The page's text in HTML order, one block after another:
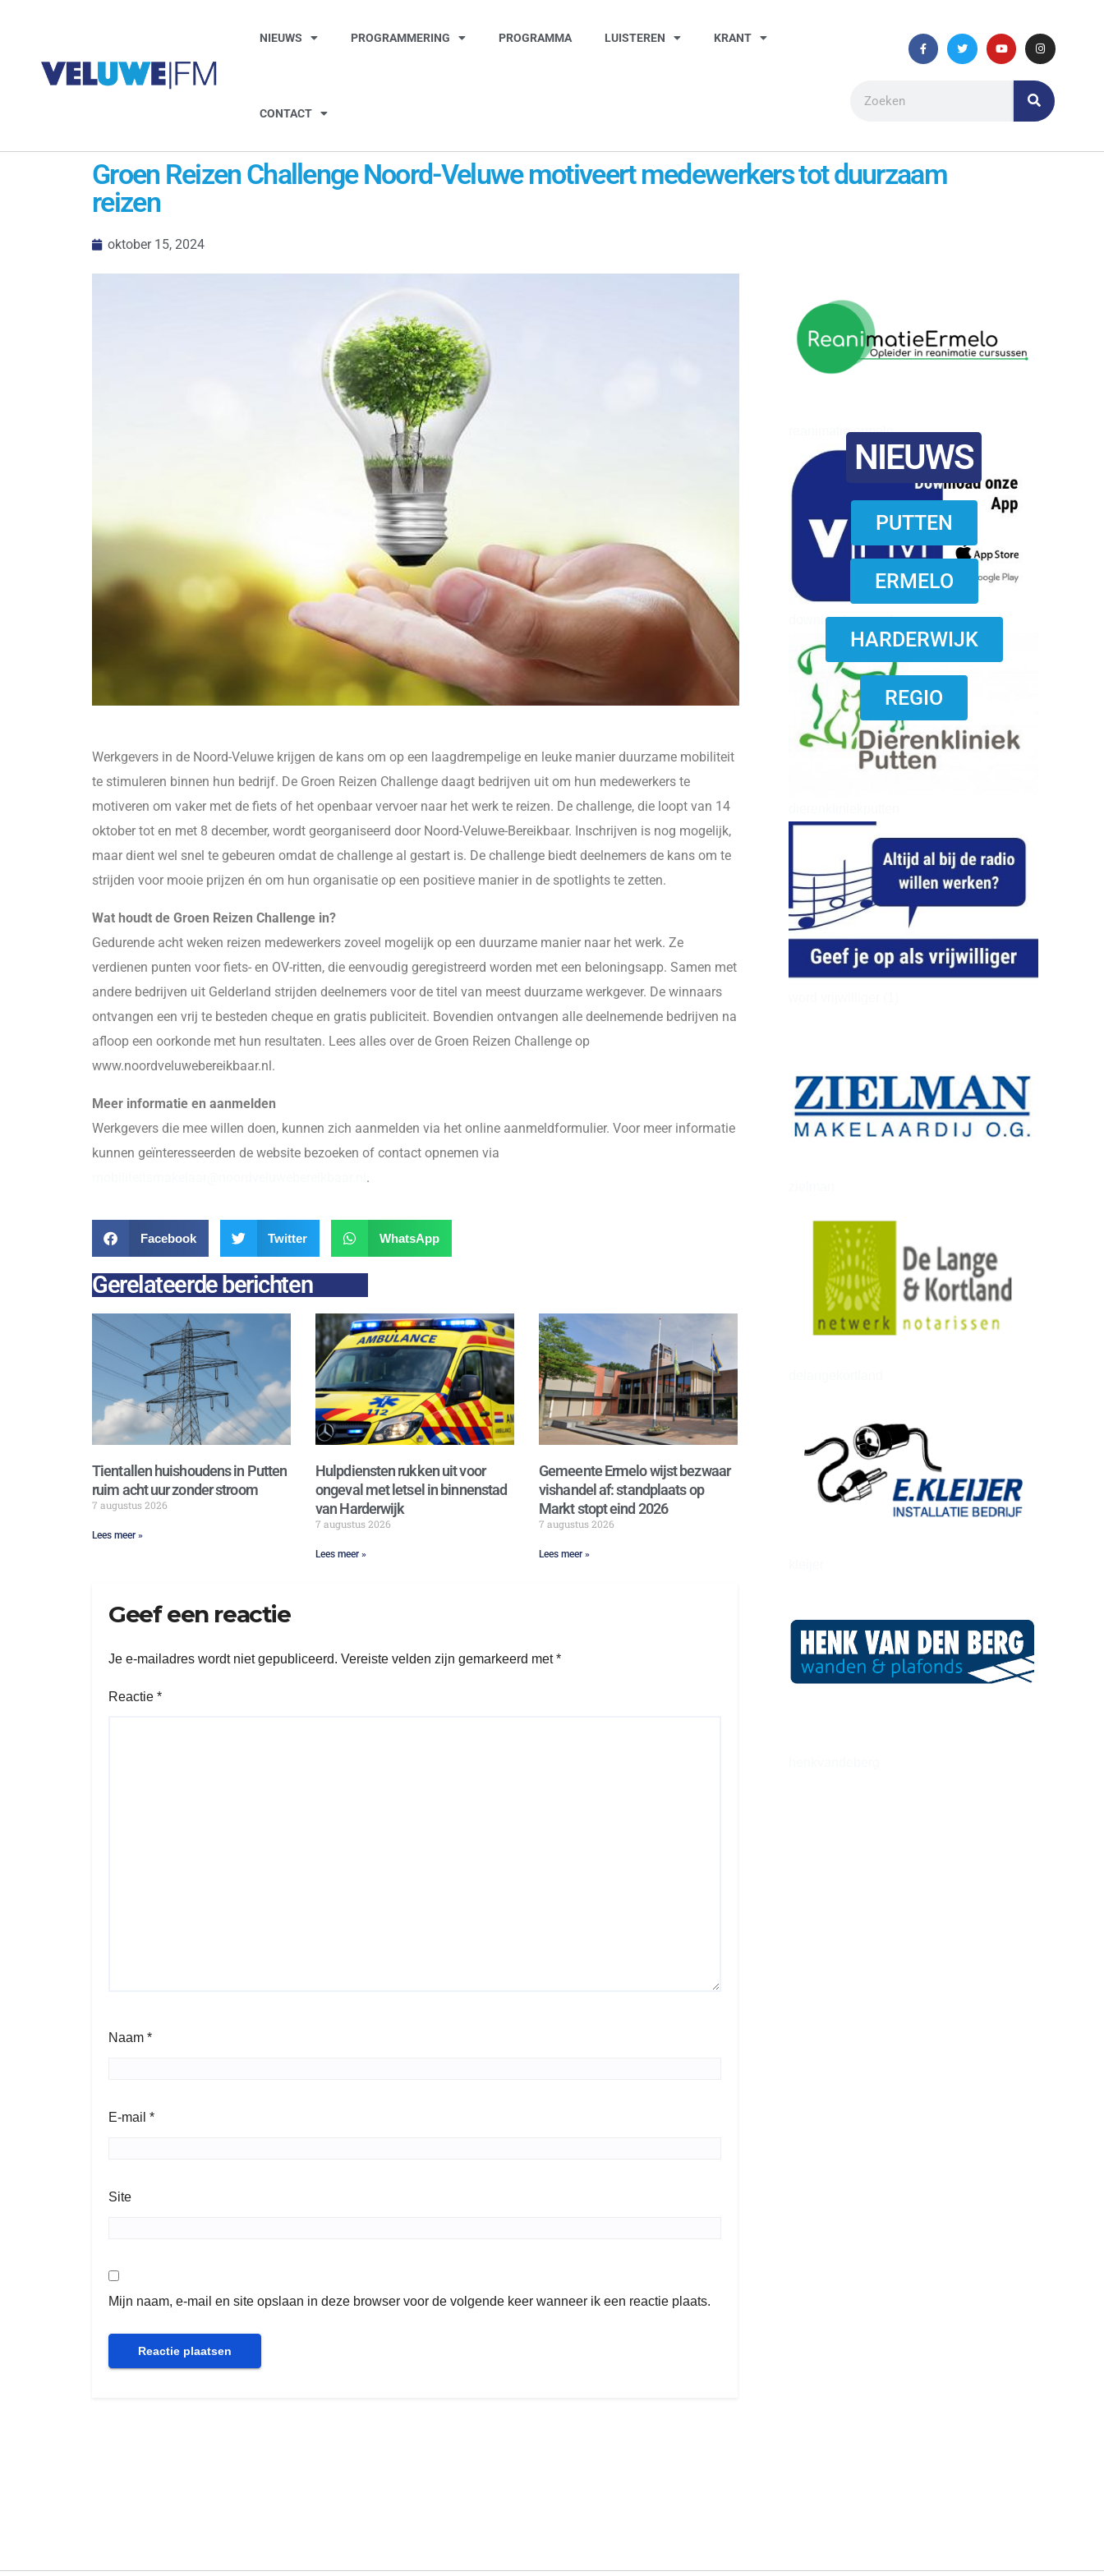
NIEUWS PROGRAMMERING PROGRAMMA LUISTEREN KRANT
CONTACT
Groen Reizen Challenge Noord-Veluwe motiveert medewerkers tot duurzaam
reizen
oktober 15, 2024
reanimatie ermelo
download onzze App
NIEUWS
PUTTEN
ERMELO
HARDERWIJK
REGIO
Werkgevers in de Noord-Veluwe krijgen de kans om op een laagdrempelige en leuke manier duurzame mobiliteit
te stimuleren binnen hun bedrijf. De Groen Reizen Challenge daagt bedrijven uit om hun medewerkers te
motiveren om vaker met de fiets of het openbaar vervoer naar het werk te reizen. De challenge, die loopt van 14
oktober tot en met 8 december, wordt georganiseerd door Noord-Veluwe-Bereikbaar. Inschrijven is nog mogelijk,
maar dient wel snel te gebeuren omdat de challenge al gestart is. De challenge biedt deelnemers de kans om te
strijden voor mooie prijzen én om hun organisatie op een positieve manier in de spotlights te zetten.
Wat houdt de Groen Reizen Challenge in?
Gedurende acht weken reizen medewerkers zoveel mogelijk op een duurzame manier naar het werk. Ze
verdienen punten voor fiets- en OV-ritten, die eenvoudig geregistreerd worden met een beloningsapp. Samen met
andere bedrijven uit Gelderland strijden deelnemers voor de titel van meest duurzame werkgever. De winnaars
ontvangen een vrij te besteden cheque en gratis publiciteit. Bovendien ontvangen alle deelnemende bedrijven na
afloop een oorkonde met hun resultaten. Lees alles over de Groen Reizen Challenge op
www.noordveluwebereikbaar.nl.
Meer informatie en aanmelden
Werkgevers die mee willen doen, kunnen zich aanmelden via het online aanmeldformulier. Voor meer informatie
kunnen geïnteresseerden de website bezoeken of contact opnemen via
.
Facebook Twitter WhatsApp
Gerelateerde berichten
Tientallen huishoudens in Putten
ruim acht uur zonder stroom
7 augustus 2026
Lees meer »
Hulpdiensten rukken uit voor
ongeval met letsel in binnenstad
van Harderwijk
7 augustus 2026
Lees meer »
Gemeente Ermelo wijst bezwaar
vishandel af: standplaats op
Markt stopt eind 2026
7 augustus 2026
Lees meer »
Geef een reactie
Je e-mailadres wordt niet gepubliceerd. Vereiste velden zijn gemarkeerd met*
Reactie *
Naam *
E-mail *
Site
Mijn naam, e-mail en site opslaan in deze browser voor de volgende keer wanneer ik een reactie plaats.